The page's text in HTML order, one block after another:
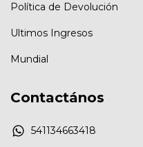
Política de Devolución
Ultimos Ingresos
Mundial
Contactános
541134663418